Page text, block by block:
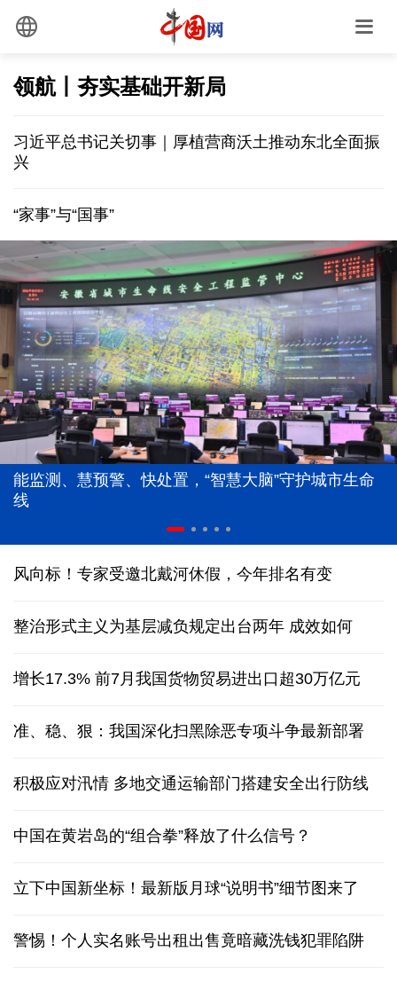
领航丨夯实基础开新局
习近平总书记关切事｜厚植营商沃土推动东北全面振
兴
“家事”与“国事”
能监测、慧预警、快处置，“智慧大脑”守护城市生命
线
风向标！专家受邀北戴河休假，今年排名有变
整治形式主义为基层减负规定出台两年 成效如何
增长17.3% 前7月我国货物贸易进出口超30万亿元
准、稳、狠：我国深化扫黑除恶专项斗争最新部署
积极应对汛情 多地交通运输部门搭建安全出行防线
中国在黄岩岛的“组合拳”释放了什么信号？
立下中国新坐标！最新版月球“说明书”细节图来了
警惕！个人实名账号出租出售竟暗藏洗钱犯罪陷阱